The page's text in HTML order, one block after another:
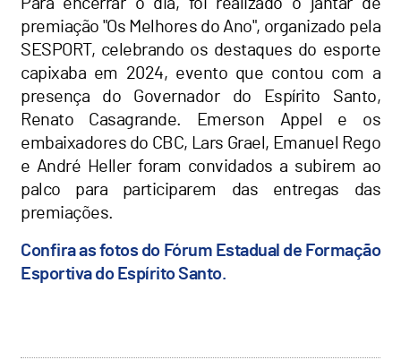
premiação "Os Melhores do Ano", organizado pela
SESPORT, celebrando os destaques do esporte
capixaba em 2024, evento que contou com a
presença do Governador do Espírito Santo,
Renato Casagrande. Emerson Appel e os
embaixadores do CBC, Lars Grael, Emanuel Rego
e André Heller foram convidados a subirem ao
palco para participarem das entregas das
premiações.
Confira as fotos do Fórum Estadual de Formação
Esportiva do Espírito Santo.